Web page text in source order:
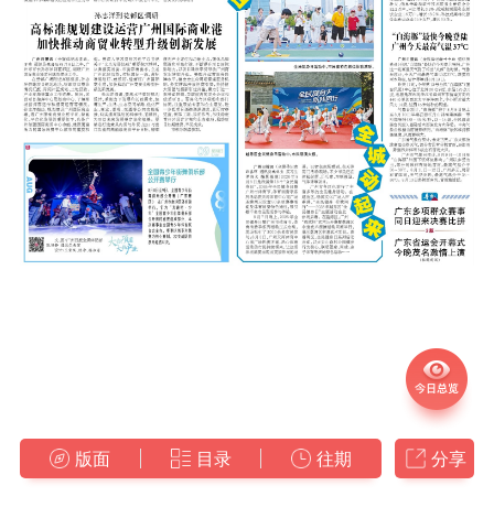
版面 目录 往期 分享